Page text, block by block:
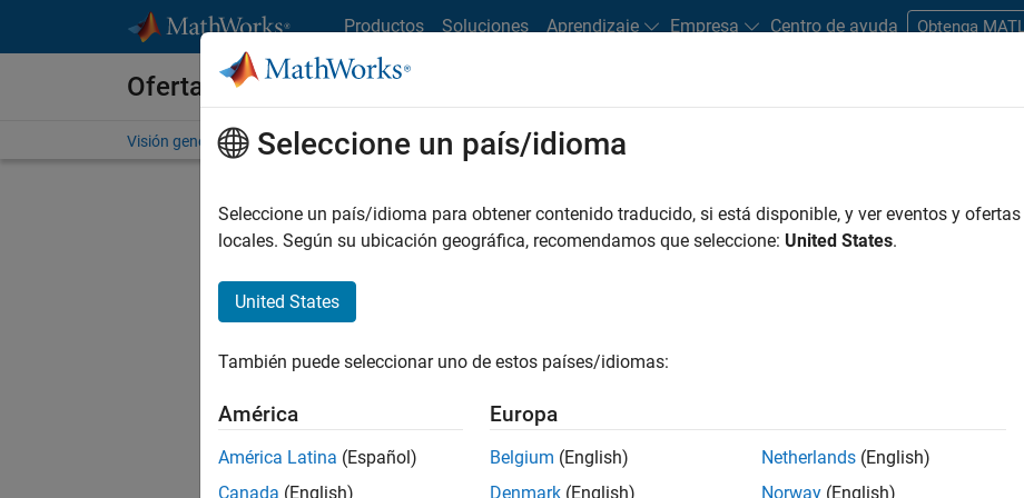
Productos Soluciones Aprendizaje Empresa Centro de ayuda Obtenga
Ofertas de empleo en MathWorks
Visión general Búsqueda de empleo Oficinas locales Estudiantes y nuevas carreras
FILTRADO POR Program Management Release Engineering User
No se han traducido todos los empleos. Busque por ubicación para
Seleccione un país/idioma
Seleccione un país/idioma para obtener contenido traducido, si está disponible, y ver eventos y
locales. Según su ubicación geográfica, recomendamos que seleccione: United States.
United States
También puede seleccionar uno de estos países/idiomas:
América
América Latina (Español)
Canada (English)
Europa
Belgium (English)
Denmark (English)
Netherlands (English)
Norway (English)